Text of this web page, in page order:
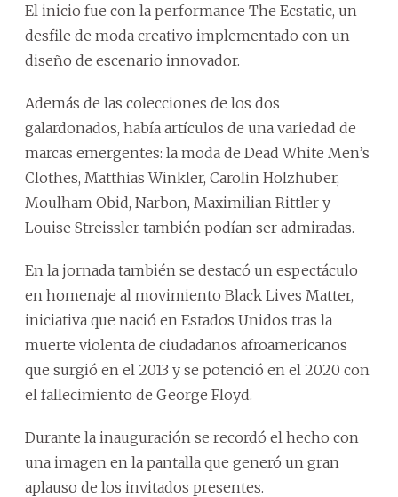
El inicio fue con la performance The Ecstatic, un
desfile de moda creativo implementado con un
diseño de escenario innovador.
Además de las colecciones de los dos
galardonados, había artículos de una variedad de
marcas emergentes: la moda de Dead White Men’s
Clothes, Matthias Winkler, Carolin Holzhuber,
Moulham Obid, Narbon, Maximilian Rittler y
Louise Streissler también podían ser admiradas.
En la jornada también se destacó un espectáculo
en homenaje al movimiento Black Lives Matter,
iniciativa que nació en Estados Unidos tras la
muerte violenta de ciudadanos afroamericanos
que surgió en el 2013 y se potenció en el 2020 con
el fallecimiento de George Floyd.
Durante la inauguración se recordó el hecho con
una imagen en la pantalla que generó un gran
aplauso de los invitados presentes.